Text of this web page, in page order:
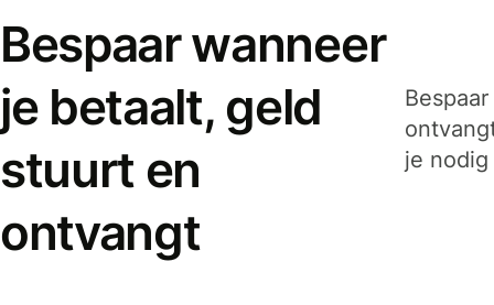
Bespaar wanneer
je betaalt, geld
stuurt en
ontvangt
je